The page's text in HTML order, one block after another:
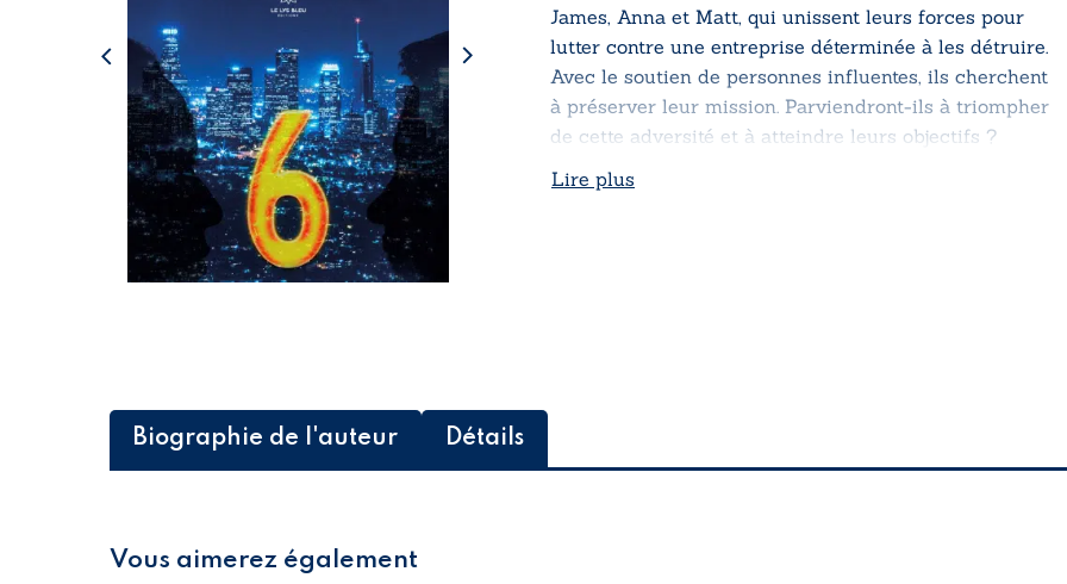
James, Anna et Matt, qui unissent leurs forces pour
lutter contre une entreprise déterminée à les détruire.
Avec le soutien de personnes influentes, ils cherchent
à préserver leur mission. Parviendront-ils à triompher
de cette adversité et à atteindre leurs objectifs ?
Lire plus
Biographie de l'auteur Détails
Vous aimerez également